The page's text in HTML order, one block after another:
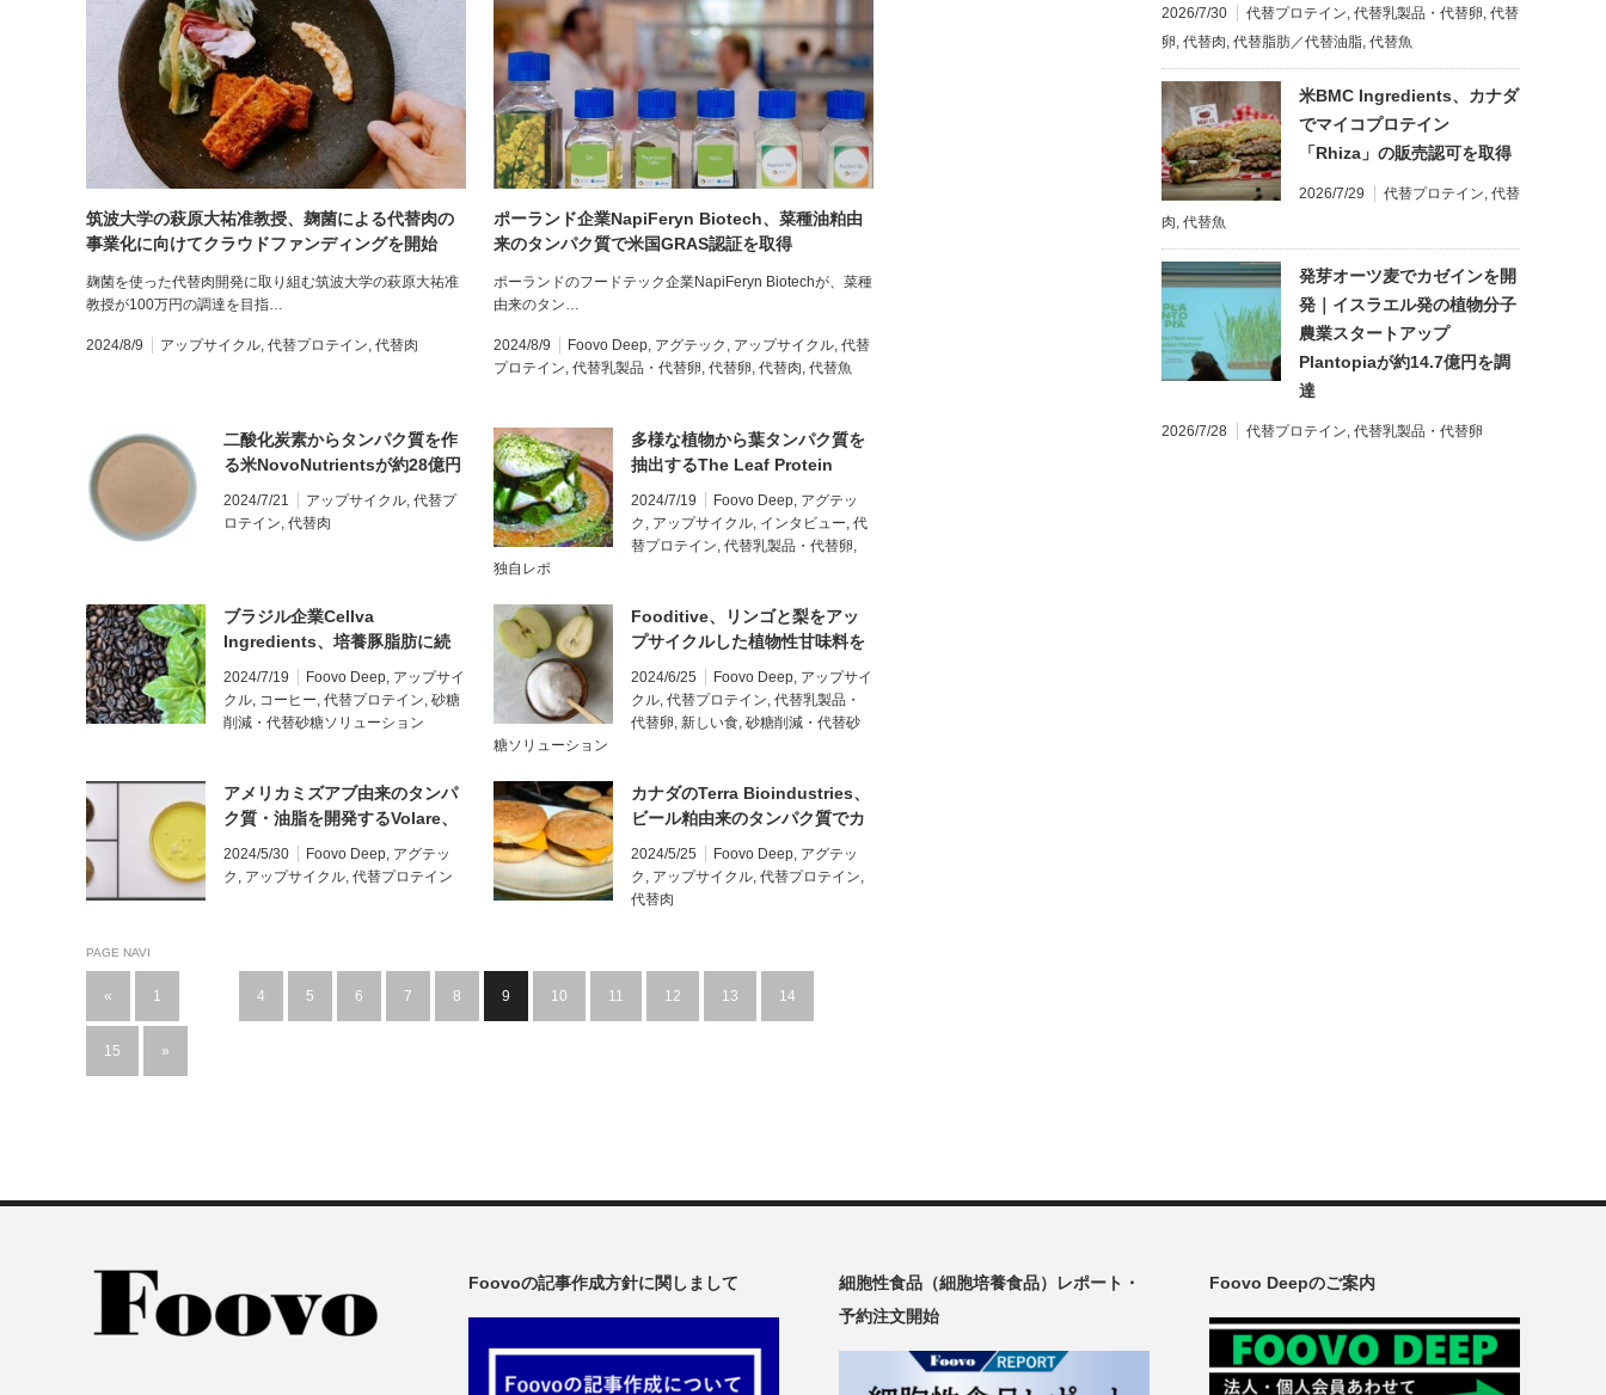
筑波大学の萩原大祐准教授、麹菌による代替肉の
事業化に向けてクラウドファンディングを開始
麹菌を使った代替肉開発に取り組む筑波大学の萩原大祐准
教授が100万円の調達を目指…
2024/8/9 アップサイクル, 代替プロテイン, 代替肉
ポーランド企業NapiFeryn Biotech、菜種油粕由
来のタンパク質で米国GRAS認証を取得
ポーランドのフードテック企業NapiFeryn Biotechが、菜種
由来のタン…
2024/8/9 Foovo Deep, アグテック , アップサイクル, 代替
プロテイン, 代替乳製品・代替卵, 代替卵, 代替肉, 代替魚
二酸化炭素からタンパク質を作
る米NovoNutrientsが約28億円
を調達、新たにペットフード市
場も視野に
2024/7/21 アップサイクル, 代替プ
ロテイン, 代替肉
多様な植物から葉タンパク質を
抽出するThe Leaf Protein
Co.、ルビスコで生物多様性を
強化【創業者インタビュー】
2024/7/19 Foovo Deep, アグテッ
ク , アップサイクル, インタビュー, 代
替プロテイン, 代替乳製品・代替卵,
独自レポ
ブラジル企業Cellva
Ingredients、培養豚脂肪に続
き、コーヒー副産物から代替甘
味料の開発へ
2024/7/19 Foovo Deep, アップサイ
クル, コーヒー, 代替プロテイン, 砂糖
削減・代替砂糖ソリューション
Fooditive、リンゴと梨をアッ
プサイクルした植物性甘味料を
米国市場向けに発表
2024/6/25 Foovo Deep, アップサイ
クル, 代替プロテイン, 代替乳製品・
代替卵, 新しい食, 砂糖削減・代替砂
糖ソリューション
アメリカミズアブ由来のタンパ
ク質・油脂を開発するVolare、
今年大型工場の建設を開始
2024/5/30 Foovo Deep, アグテッ
ク , アップサイクル, 代替プロテイン
カナダのTerra Bioindustries、
ビール粕由来のタンパク質でカ
ナダ当局から認可を取得、今年
後半に市場投入へ
2024/5/25 Foovo Deep, アグテッ
ク , アップサイクル, 代替プロテイン,
代替肉
PAGE NAVI
« 1 4 5 6 7 8 9 10 11 12 13 14
15 »
2026/7/30 代替プロテイン, 代替乳製品・代替卵, 代替
卵, 代替肉, 代替脂肪／代替油脂, 代替魚
米BMC Ingredients、カナダ
でマイコプロテイン
「Rhiza」の販売認可を取得
2026/7/29 代替プロテイン, 代替
肉, 代替魚
発芽オーツ麦でカゼインを開
発｜イスラエル発の植物分子
農業スタートアップ
Plantopiaが約14.7億円を調
達
2026/7/28 代替プロテイン, 代替乳製品・代替卵
Foovoの記事作成方針に関しまして
細胞性食品（細胞培養食品）レポート・
予約注文開始
Foovo Deepのご案内